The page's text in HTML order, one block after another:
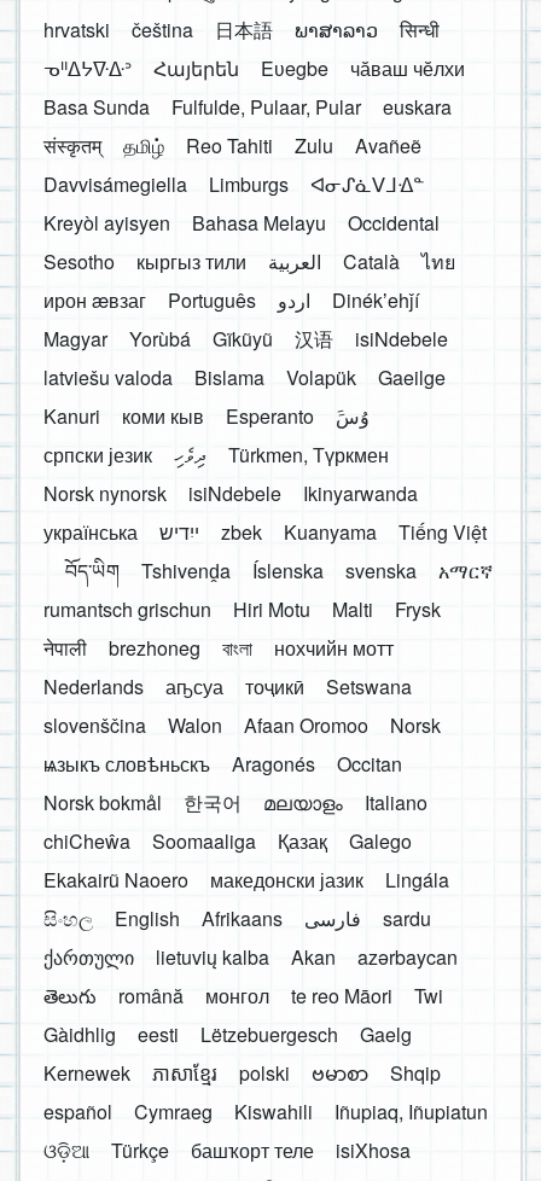
hrvatski
čeština 日本語 ພາສາລາວ
सिन्धी
ᓀᐦᐃᔭᐍᐏᐣ
Հայերեն Eʋegbe
чӑваш чӗлхи
Basa Sunda
Fulfulde, Pulaar, Pular
euskara
संस्कृतम्
தமிழ் Reo Tahiti Zulu
Avañeẽ
Davvisámegiella
Limburgs
ᐊᓂᔑᓈᐯᒧᐎᓐ
Kreyòl ayisyen
Bahasa Melayu
Occidental
Sesotho
кыргыз тили العربية Català
ไทย
ирон æвзаг
Português اردو
Dinékʼehǰí
Magyar
Yorùbá Gĩkũyũ 汉语
isiNdebele
latviešu valoda
Bislama Volapük
Gaeilge
Kanuri
коми кыв Esperanto
َوُسَ
српски језик
ދިވެހި
Türkmen, Түркмен
Norsk nynorsk
isiNdebele
Ikinyarwanda
українська
ייִדיש zbek Kuanyama
Tiếng Việt
བོད་ཡིག
Tshivenḓa Íslenska svenska
አማርኛ
rumantsch grischun
Hiri Motu Malti
Frysk
नेपाली
brezhoneg বাংলা
нохчийн мотт
Nederlands
аҧсуа тоҷикӣ
Setswana
slovenščina
Walon Afaan Oromoo
Norsk
ѩзыкъ словѣньскъ
Aragonés
Occitan
Norsk bokmål
한국어 മലയാളം
Italiano
chiCheŵa
Soomaaliga Қазақ
Galego
Ekakairũ Naoero
македонски јазик
Lingála
සිංහල
English Afrikaans فارسی
sardu
ქართული
lietuvių kalba Akan
azərbaycan
తెలుగు
română монгол te reo Māori
Twi
Gàidhlig
eesti Lëtzebuergesch
Gaelg
Kernewek
ភាសាខ្មែរ polski ဗမာစာ
Shqip
español
Cymraeg Kiswahili
Iñupiaq, Iñupiatun
ଓଡ଼ିଆ
Türkçe башҡорт теле
isiXhosa